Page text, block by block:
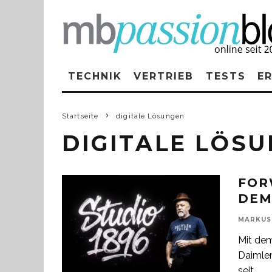
TECHNIK VERTRIEB TESTS
Startseite digitale Lösungen
DIGITALE
Mit